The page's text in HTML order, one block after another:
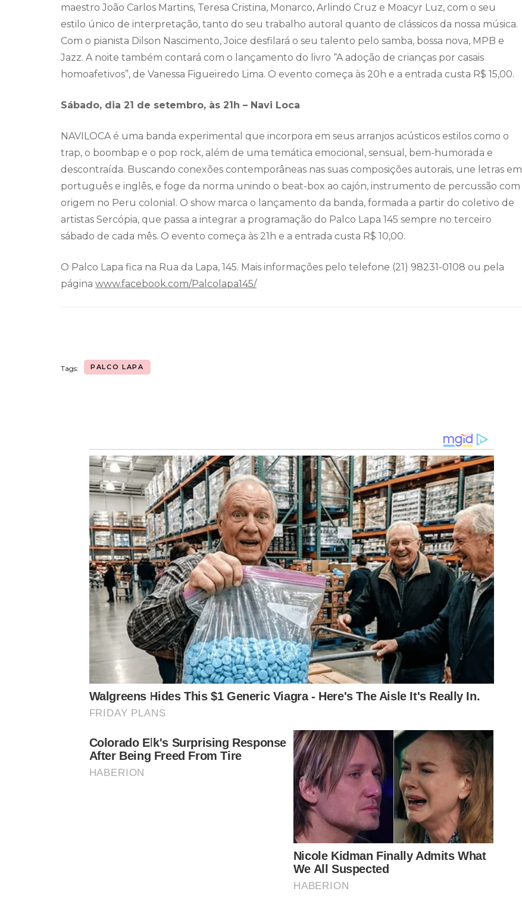
maestro João Carlos Martins, Teresa Cristina, Monarco, Arlindo Cruz e Moacyr Luz, com o seu
estilo único de interpretação, tanto do seu trabalho autoral quanto de clássicos da nossa música.
Com o pianista Dilson Nascimento, Joice desfilará o seu talento pelo samba, bossa nova, MPB e
Jazz. A noite também contará com o lançamento do livro “A adoção de crianças por casais
homoafetivos”, de Vanessa Figueiredo Lima. O evento começa às 20h e a entrada custa R$ 15,00.
Sábado, dia 21 de setembro, às 21h – Navi Loca
NAVILOCA é uma banda experimental que incorpora em seus arranjos acústicos estilos como o
trap, o boombap e o pop rock, além de uma temática emocional, sensual, bem-humorada e
descontraída. Buscando conexões contemporâneas nas suas composições autorais, une letras em
português e inglês, e foge da norma unindo o beat-box ao cajón, instrumento de percussão com
origem no Peru colonial. O show marca o lançamento da banda, formada a partir do coletivo de
artistas Sercópia, que passa a integrar a programação do Palco Lapa 145 sempre no terceiro
sábado de cada mês. O evento começa às 21h e a entrada custa R$ 10,00.
O Palco Lapa fica na Rua da Lapa, 145. Mais informações pelo telefone (21) 98231-0108 ou pela
página www.facebook.com/Palcolapa145/
Tags: PALCO LAPA